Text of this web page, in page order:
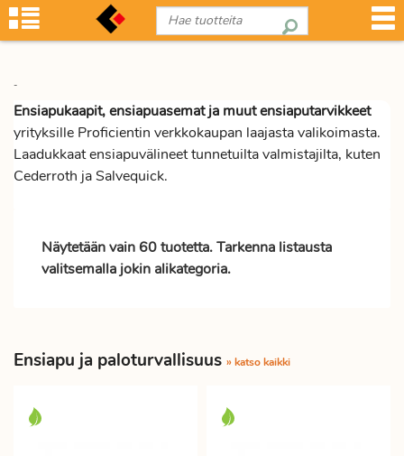
-
Ensiapukaapit, ensiapuasemat ja muut ensiaputarvikkeet
yrityksille Proficientin verkkokaupan laajasta valikoimasta.
Laadukkaat ensiapuvälineet tunnetuilta valmistajilta, kuten
Cederroth ja Salvequick.
Näytetään vain 60 tuotetta. Tarkenna listausta
valitsemalla jokin alikategoria.
Ensiapu ja paloturvallisuus » katso kaikki